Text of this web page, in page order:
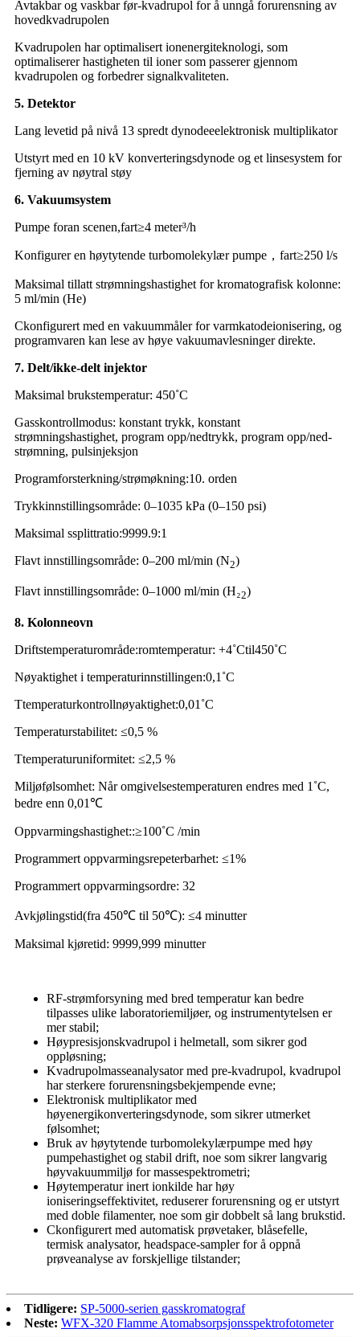
Avtakbar og vaskbar før-kvadrupol for å unngå forurensning av
hovedkvadrupolen
Kvadrupolen har optimalisert ionenergiteknologi, som
optimaliserer hastigheten til ioner som passerer gjennom
kvadrupolen og forbedrer signalkvaliteten.
5. Detektor
Lang levetid på nivå 13 spredt dynodeeelektronisk multiplikator
Utstyrt med en 10 kV konverteringsdynode og et linsesystem for
fjerning av nøytral støy
6. Vakuumsystem
Pumpe foran scenen,fart≥4 meter³/h
Konfigurer en høytytende turbomolekylær pumpe ， fart≥250 l/s
Maksimal tillatt strømningshastighet for kromatografisk kolonne:
5 ml/min (He)
Ckonfigurert med en vakuummåler for varmkatodeionisering, og
programvaren kan lese av høye vakuumavlesninger direkte.
7. Delt/ikke-delt injektor
Maksimal brukstemperatur: 450˚C
Gasskontrollmodus: konstant trykk, konstant
strømningshastighet, program opp/nedtrykk, program opp/ned-
strømning, pulsinjeksjon
Programforsterkning/strømøkning:10. orden
Trykkinnstillingsområde: 0–1035 kPa (0–150 psi)
Maksimal ssplittratio:9999.9:1
Flavt innstillingsområde: 0–200 ml/min (N2)
Flavt innstillingsområde: 0–1000 ml/min (H₂2)
8. Kolonneovn
Driftstemperaturområde:romtemperatur: +4˚Ctil450˚C
Nøyaktighet i temperaturinnstillingen:0,1 ˚C
Ttemperaturkontrollnøyaktighet:0,01 ˚C
Temperaturstabilitet: ≤0,5 %
Ttemperaturuniformitet: ≤2,5 %
Miljøfølsomhet: Når omgivelsestemperaturen endres med 1˚C,
bedre enn 0,01℃
Oppvarmingshastighet::≥100˚C /min
Programmert oppvarmingsrepeterbarhet: ≤1%
Programmert oppvarmingsordre: 32
Avkjølingstid(fra 450℃ til 50℃): ≤4 minutter
Maksimal kjøretid: 9999,999 minutter
RF-strømforsyning med bred temperatur kan bedre
tilpasses ulike laboratoriemiljøer, og instrumentytelsen er
mer stabil;
Høypresisjonskvadrupol i helmetall, som sikrer god
oppløsning;
Kvadrupolmasseanalysator med pre-kvadrupol, kvadrupol
har sterkere forurensningsbekjempende evne;
Elektronisk multiplikator med
høyenergikonverteringsdynode, som sikrer utmerket
følsomhet;
Bruk av høytytende turbomolekylærpumpe med høy
pumpehastighet og stabil drift, noe som sikrer langvarig
høyvakuummiljø for massespektrometri;
Høytemperatur inert ionkilde har høy
ioniseringseffektivitet, reduserer forurensning og er utstyrt
med doble filamenter, noe som gir dobbelt så lang brukstid.
Ckonfigurert med automatisk prøvetaker, blåsefelle,
termisk analysator, headspace-sampler for å oppnå
prøveanalyse av forskjellige tilstander;
Tidligere: SP-5000-serien gasskromatograf
Neste: WFX-320 Flamme Atomabsorpsjonsspektrofotometer